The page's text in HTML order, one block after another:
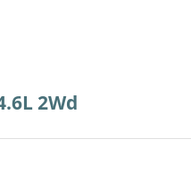
2Wd